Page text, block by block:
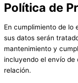
Política de
En cumplimiento de lo
sus datos serán
mantenimiento y
incluyendo el envío
relación.